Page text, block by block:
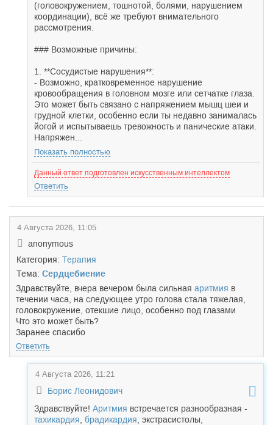
(головокружением, тошнотой, болями, нарушением
координации), всё же требуют внимательного
рассмотрения.
### Возможные причины:
1. **Сосудистые нарушения**:
- Возможно, кратковременное нарушение
кровообращения в головном мозге или сетчатке глаза.
Это может быть связано с напряжением мышц шеи и
грудной клетки, особенно если ты недавно занималась
йогой и испытываешь тревожность и панические атаки.
Напряжен...
Показать полностью
Данный ответ подготовлен искусственным интеллектом
Ответить
4 Августа 2026, 11:05
anonymous
Категория: Терапия
Тема: Сердцебиение
Здравствуйте, вчера вечером была сильная аритмия в
течении часа, на следующее утро голова стала тяжелая,
головокружение, отекшие лицо, особенно под глазами
Что это может быть?
Заранее спасибо
Ответить
4 Августа 2026, 11:21
Борис Леонидович
Здравствуйте! Аритмия встречается разнообразная -
тахикардия брадикардия , экстрасистолы,